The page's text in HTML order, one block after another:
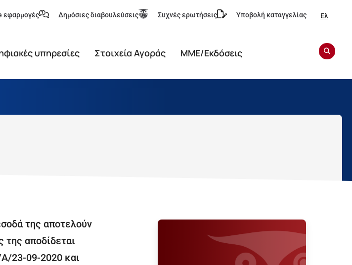
εφαρμογές Δημόσιες διαβουλεύσεις Συχνές ερωτήσεις Υποβολή καταγγελίας Ελ
υπηρεσίες Στοιχεία Αγοράς ΜΜΕ/Εκδόσεις
της αποτελούν
αποδίδεται
23-09-2020 και